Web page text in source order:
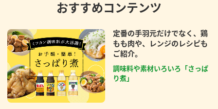
おすすめコンテンツ
定番の手羽元だけでなく、鶏
もも肉や、レンジのレシピも
ご紹介。
調味料や素材いろいろ「さっぱ
り煮」